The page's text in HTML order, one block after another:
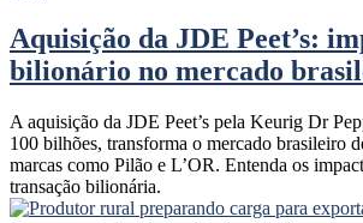
Aquisição da JDE Peet’s:
bilionário no mercado
A aquisição da JDE Peet’s pela Keurig Dr
100 bilhões, transforma o mercado brasileiro
marcas como Pilão e L’OR. Entenda os
transação bilionária.